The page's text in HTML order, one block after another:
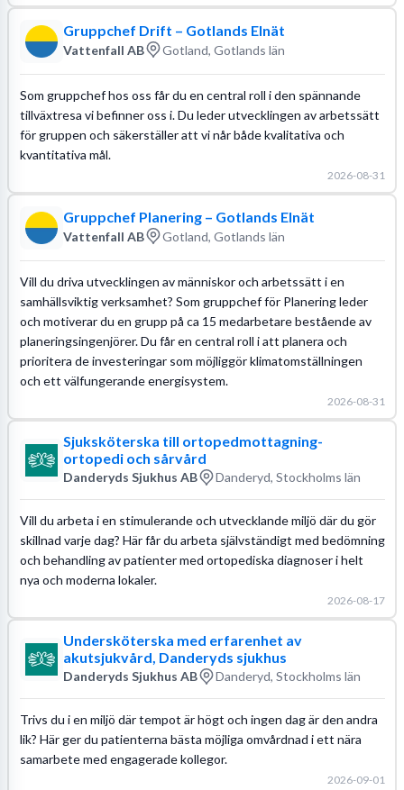
Gruppchef Drift – Gotlands Elnät
Vattenfall AB Gotland, Gotlands län
Som gruppchef hos oss får du en central roll i den spännande
tillväxtresa vi befinner oss i. Du leder utvecklingen av arbetssätt
för gruppen och säkerställer att vi når både kvalitativa och
kvantitativa mål.
2026-08-31
Gruppchef Planering – Gotlands Elnät
Vattenfall AB Gotland, Gotlands län
Vill du driva utvecklingen av människor och arbetssätt i en
samhällsviktig verksamhet? Som gruppchef för Planering leder
och motiverar du en grupp på ca 15 medarbetare bestående av
planeringsingenjörer. Du får en central roll i att planera och
prioritera de investeringar som möjliggör klimatomställningen
och ett välfungerande energisystem.
2026-08-31
Sjuksköterska till ortopedmottagning-
ortopedi och sårvård
Danderyds Sjukhus AB Danderyd, Stockholms län
Vill du arbeta i en stimulerande och utvecklande miljö där du gör
skillnad varje dag? Här får du arbeta självständigt med bedömning
och behandling av patienter med ortopediska diagnoser i helt
nya och moderna lokaler.
2026-08-17
Undersköterska med erfarenhet av
akutsjukvård, Danderyds sjukhus
Danderyds Sjukhus AB Danderyd, Stockholms län
Trivs du i en miljö där tempot är högt och ingen dag är den andra
lik? Här ger du patienterna bästa möjliga omvårdnad i ett nära
samarbete med engagerade kollegor.
2026-09-01